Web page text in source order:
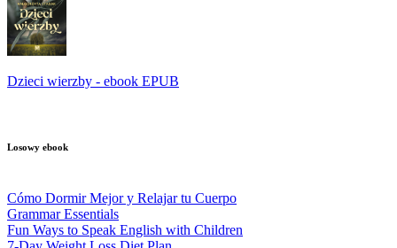
Dzieci wierzby - ebook EPUB
Losowy ebook
Cómo Dormir Mejor y Relajar tu Cuerpo
Grammar Essentials
Fun Ways to Speak English with Children